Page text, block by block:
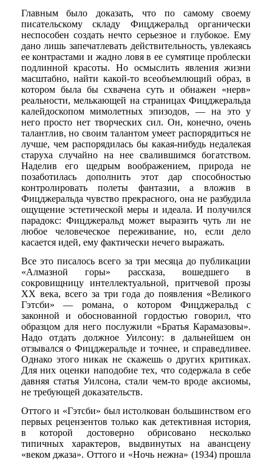
Главным было доказать, что по самому своему
писательскому складу Фицджеральд органически
неспособен создать нечто серьезное и глубокое. Ему
дано лишь запечатлевать действительность, увлекаясь
ее контрастами и жадно ловя в ее сумятице проблески
подлинной красоты. Но осмыслить явления жизни
масштабно, найти какой-то всеобъемлющий образ, в
котором была бы схвачена суть и обнажен «нерв»
реальности, мелькающей на страницах Фицджеральда
калейдоскопом мимолетных эпизодов, — на это у
него просто нет творческих сил. Он, конечно, очень
талантлив, но своим талантом умеет распорядиться не
лучше, чем распорядилась бы какая-нибудь недалекая
старуха случайно на нее свалившимся богатством.
Наделив его щедрым воображением, природа не
позаботилась дополнить этот дар способностью
контролировать полеты фантазии, а вложив в
Фицджеральда чувство прекрасного, она не разбудила
ощущение эстетической меры и идеала. И получился
парадокс: Фицджеральд может выразить чуть ли не
любое человеческое переживание, но, если дело
касается идей, ему фактически нечего выражать.
Все это писалось всего за три месяца до публикации
«Алмазной горы» рассказа, вошедшего в
сокровищницу интеллектуальной, притчевой прозы
XX века, всего за три года до появления «Великого
Гэтсби» — романа, о котором Фицджеральд с
законной и обоснованной гордостью говорил, что
образцом для него послужили «Братья Карамазовы».
Надо отдать должное Уилсону: в дальнейшем он
отзывался о Фицджеральде и точнее, и справедливее.
Однако этого никак не скажешь о других критиках.
Для них оценки наподобие тех, что содержала в себе
давняя статья Уилсона, стали чем-то вроде аксиомы,
не требующей доказательств.
Оттого и «Гэтсби» был истолкован большинством его
первых рецензентов только как детективная история,
в которой достоверно обрисовано несколько
типичных характеров, выдвинутых на авансцену
«веком джаза». Оттого и «Ночь нежна» (1934) прошла